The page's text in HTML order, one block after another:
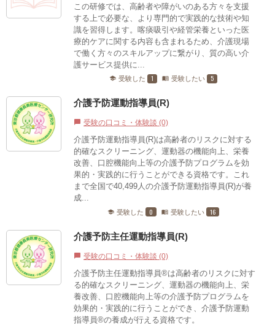
この研修では、高齢者や障がいのある方々を支援
する上で必要な、より専門的で実践的な技術や知
識を習得します。喀痰吸引や経管栄養といった医
療的ケアに関する内容も含まれるため、介護現場
で働く方々のスキルアップに繋がり、質の高い介
護サービス提供に...
school 受験した 1 menu_book 受験したい 5
介護予防運動指導員(R)
chat_bubble 受験の口コミ・体験談 (0)
介護予防運動指導員(R)は高齢者のリスクに対する
的確なスクリーニング、運動器の機能向上、栄養
改善、口腔機能向上等の介護予防プログラムを効
果的・実践的に行うことができる資格です。これ
まで全国で40,499人の介護予防運動指導員(R)が養
成...
school 受験した 0 menu_book 受験したい 16
介護予防主任運動指導員(R)
chat_bubble 受験の口コミ・体験談 (0)
介護予防主任運動指導員®は高齢者のリスクに対す
る的確なスクリーニング、運動器の機能向上、栄
養改善、口腔機能向上等の介護予防プログラムを
効果的・実践的に行うことができ、介護予防運動
指導員®の養成が行える資格です。